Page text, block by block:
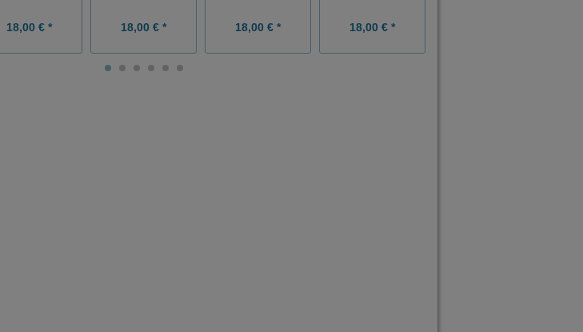
18,00 € * 18,00 € * 18,00 € * 18,00 € *